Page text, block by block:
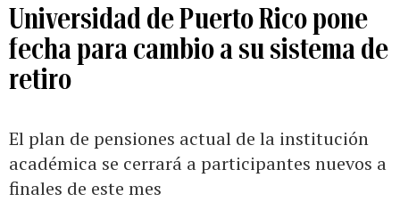
Universidad de Puerto Rico pone
fecha para cambio a su sistema de
retiro
El plan de pensiones actual de la institución
académica se cerrará a participantes nuevos a
finales de este mes